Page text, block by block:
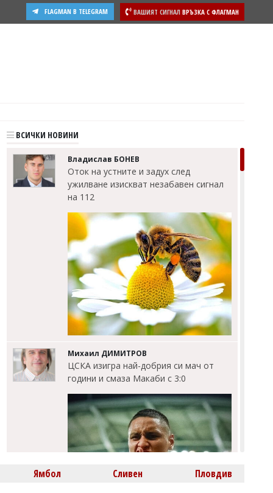
ВАШИЯТ СИГНАЛ ВРЪЗКА С ФЛАГМАН
FLAGMAN В TELEGRAM
ВСИЧКИ НОВИНИ
Владислав БОНЕВ
Оток на устните и задух след
ужилване изискват незабавен сигнал
на 112
Михаил ДИМИТРОВ
ЦСКА изигра най-добрия си мач от
години и смаза Макаби с 3:0
Ямбол Сливен Пловдив